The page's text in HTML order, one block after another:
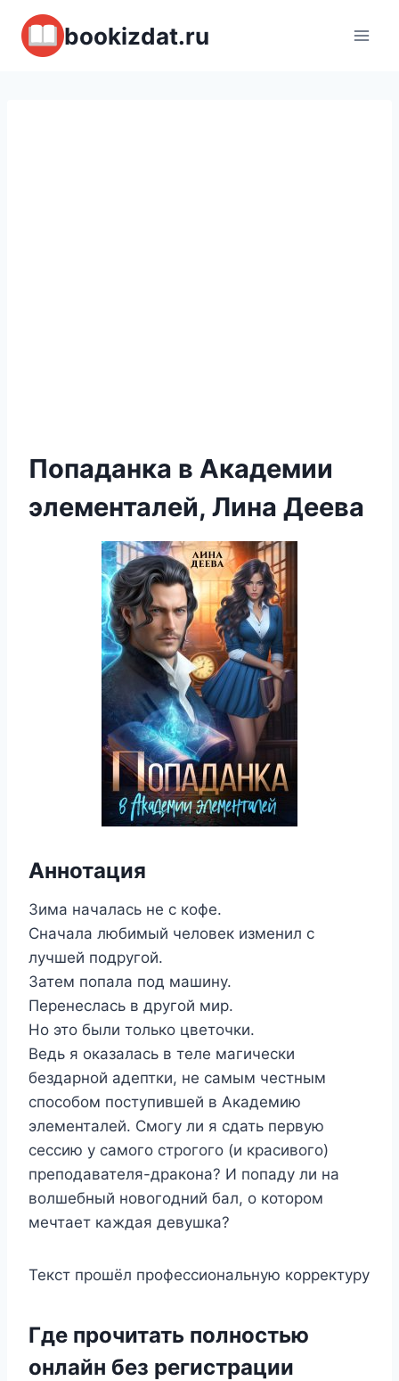
Перейти
содержимому
bookizdat.ru
Попаданка в Академии
элементалей, Лина Деева
Аннотация
Зима началась не с кофе.
Сначала любимый человек изменил с
лучшей подругой.
Затем попала под машину.
Перенеслась в другой мир.
Но это были только цветочки.
Ведь я оказалась в теле магически
бездарной адептки, не самым честным
способом поступившей в Академию
элементалей. Смогу ли я сдать первую
сессию у самого строгого (и красивого)
преподавателя-дракона? И попаду ли на
волшебный новогодний бал, о котором
мечтает каждая девушка?
Текст прошёл профессиональную корректуру
Где прочитать полностью
онлайн без регистрации